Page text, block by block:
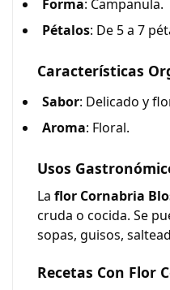
Forma: Campanula.
Pétalos: De 5 a 7
Características
Sabor: Delicado y
Aroma: Floral.
Usos
La flor Cornabria
cruda o cocida. Se
sopas, guisos,
Recetas Con Flor